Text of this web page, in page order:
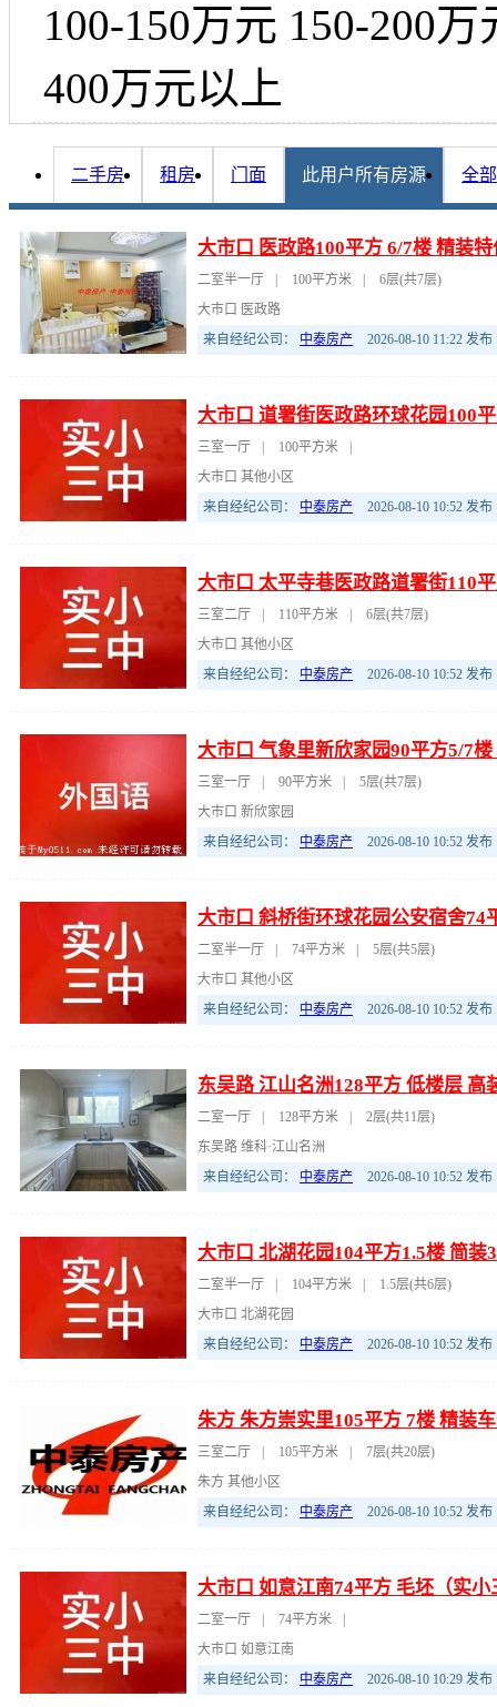
100-150万元 150-200万
400万元以上
二手房 租房 门面 此用户所有房源 全
大市口 医政路100平方 6/7楼 精装
二室半一厅 100平方米
6层(共7层)
大市口 医政路
来自经纪公司： 中泰房产 2026-08-10 11:22 发布
大市口 道署街医政路环球花园100
三室一厅 100平方米
大市口 其他小区
来自经纪公司： 中泰房产 2026-08-10 10:52 发布
大市口 太平寺巷医政路道署街110
三室二厅 110平方米
6层(共7层)
大市口 其他小区
来自经纪公司： 中泰房产 2026-08-10 10:52 发布
大市口 气象里新欣家园90平方5/7
三室一厅 90平方米
5层(共7层)
大市口 新欣家园
来自经纪公司： 中泰房产 2026-08-10 10:52 发布
大市口 斜桥街环球花园公安宿舍74
二室半一厅 74平方米
5层(共5层)
大市口 其他小区
来自经纪公司： 中泰房产 2026-08-10 10:52 发布
东吴路 江山名洲128平方 低楼层 高
二室一厅 128平方米
2层(共11层)
东吴路 维科·江山名洲
来自经纪公司： 中泰房产 2026-08-10 10:52 发布
大市口 北湖花园104平方1.5楼 简
二室半一厅 104平方米
1.5层(共6层)
大市口 北湖花园
来自经纪公司： 中泰房产 2026-08-10 10:52 发布
朱方 朱方崇实里105平方 7楼 精装
三室二厅 105平方米
7层(共20层)
朱方 其他小区
来自经纪公司： 中泰房产 2026-08-10 10:52 发布
大市口 如意江南74平方 毛坯（实
二室一厅 74平方米
大市口 如意江南
来自经纪公司： 中泰房产 2026-08-10 10:29 发布